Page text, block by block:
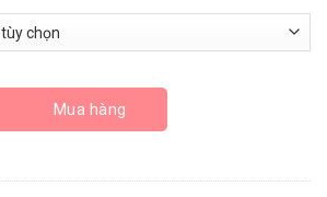
Adidas TD001 số lượng
Mua hàng